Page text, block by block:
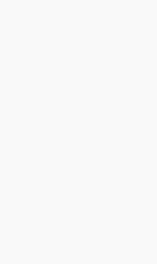
azpiorriak
azpiorriak